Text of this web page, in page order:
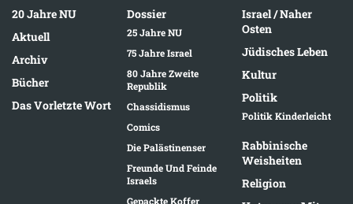
20 Jahre NU
Aktuell
Archiv
Bücher
Das Vorletzte Wort
Dossier
25 Jahre NU
75 Jahre Israel
80 Jahre Zweite
Republik
Chassidismus
Comics
Die Palästinenser
Freunde Und Feinde
Israels
Gepackte Koffer
Israel / Naher
Osten
Jüdisches Leben
Kultur
Politik
Politik Kinderleicht
Rabbinische
Weisheiten
Religion